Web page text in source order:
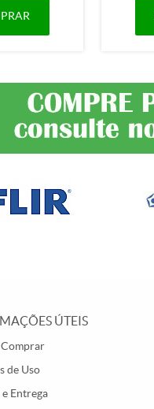
ÚTEIS
de Uso
Entrega